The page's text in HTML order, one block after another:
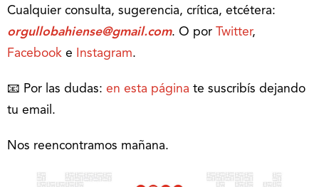
Cualquier consulta, sugerencia, crítica, etcétera:
orgullobahiense@gmail.com. O por Twitter,
Facebook e Instagram.
📧 Por las dudas: en esta página te suscribís dejando
tu email.
Nos reencontramos mañana.